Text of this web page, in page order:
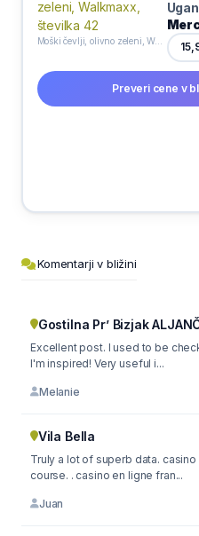
Moški čevlji, olivno zeleni, Walkmaxx, številka 42
Preveri cene v
Komentarji v bližini
Gostilna Pr’ Bizjak
Excellent post. I used to be
I'm inspired! Very useful i...
Melanie
Vila Bella
Truly a lot of superb data.
course. . casino en ligne fran...
Juan